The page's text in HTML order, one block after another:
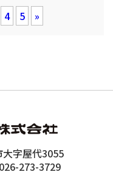
4 5 »
字屋代3055
273-3729